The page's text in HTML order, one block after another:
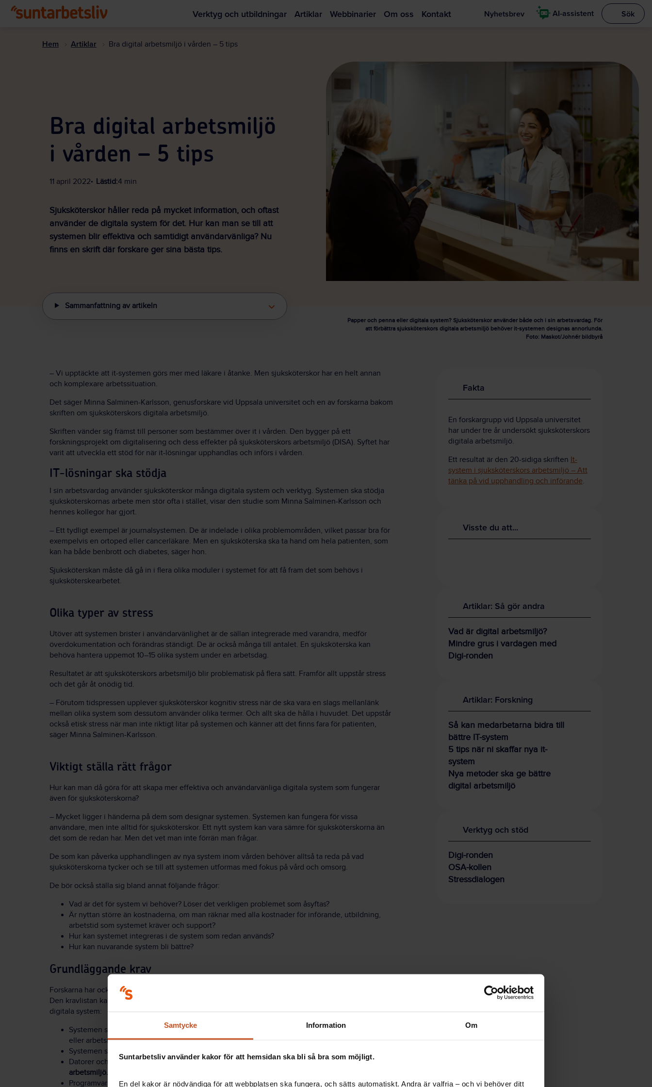
Samtycke Information Om
Suntarbetsliv använder kakor för att hemsidan ska bli så bra som möjligt.
En del kakor är nödvändiga för att webbplatsen ska fungera, och sätts automatiskt. Andra är valfria – och vi behöver ditt
Verktyg och utbildningar Artiklar Webbinarier Om oss Kontakt Nyhetsbrev AI-assistent Visa
Sök
Hem Artiklar Bra digital arbetsmiljö i vården – 5 tips
Bra digital arbetsmiljö
i vården – 5 tips
11 april 2022 Lästid:4 min
Sjuksköterskor håller reda på mycket information, och oftast
använder de digitala system för det. Hur kan man se till att
systemen blir effektiva och samtidigt användarvänliga? Nu
finns en skrift där forskare ger sina bästa tips.
Papper och penna eller digitala system? Sjuksköterskor använder både och i sin arbetsvardag. För
att förbättra sjuksköterskors digitala arbetsmiljö behöver it-systemen designas annorlunda.
Foto: Maskot/Johnér bildbyrå
Sammanfattning av artikeln
– Vi upptäckte att it-systemen görs mer med läkare i åtanke. Men sjuksköterskor har en helt annan
och komplexare arbetssituation.
Det säger Minna Salminen-Karlsson, genusforskare vid Uppsala universitet och en av forskarna bakom
skriften om sjuksköterskors digitala arbetsmiljö.
Skriften vänder sig främst till personer som bestämmer över it i vården. Den bygger på ett
forskningsprojekt om digitalisering och dess effekter på sjuksköterskors arbetsmiljö (DISA). Syftet har
varit att utveckla ett stöd för när it-lösningar upphandlas och införs i vården.
IT-lösningar ska stödja
I sin arbetsvardag använder sjuksköterskor många digitala system och verktyg. Systemen ska stödja
sjuksköterskornas arbete men stör ofta i stället, visar den studie som Minna Salminen-Karlsson och
hennes kollegor har gjort.
– Ett tydligt exempel är journalsystemen. De är indelade i olika problemområden, vilket passar bra för
exempelvis en ortoped eller cancerläkare. Men en sjuksköterska ska ta hand om hela patienten, som
kan ha både benbrott och diabetes, säger hon.
Sjuksköterskan måste då gå in i flera olika moduler i systemet för att få fram det som behövs i
sjuksköterskearbetet.
Olika typer av stress
Utöver att systemen brister i användarvänlighet är de sällan integrerade med varandra, medför
överdokumentation och förändras ständigt. De är också många till antalet. En sjuksköterska kan
behöva hantera uppemot 10–15 olika system under en arbetsdag.
Resultatet är att sjuksköterskors arbetsmiljö blir problematisk på flera sätt. Framför allt uppstår stress
och det går åt onödig tid.
– Förutom tidspressen upplever sjuksköterskor kognitiv stress när de ska vara en slags mellanlänk
mellan olika system som dessutom använder olika termer. Och allt ska de hålla i huvudet. Det uppstår
också etisk stress när man inte riktigt litar på systemen och känner att det finns fara för patienten,
säger Minna Salminen-Karlsson.
Viktigt ställa rätt frågor
Hur kan man då göra för att skapa mer effektiva och användarvänliga digitala system som fungerar
även för sjuksköterskorna?
– Mycket ligger i händerna på dem som designar systemen. Systemen kan fungera för vissa
användare, men inte alltid för sjuksköterskor. Ett nytt system kan vara sämre för sjuksköterskorna än
det som de redan har. Men det vet man inte förrän man frågar.
De som kan påverka upphandlingen av nya system inom vården behöver alltså ta reda på vad
sjuksköterskorna tycker och se till att systemen utformas med fokus på vård och omsorg.
De bör också ställa sig bland annat följande frågor:
Vad är det för system vi behöver? Löser det verkligen problemet som åsyftas?
Är nyttan större än kostnaderna, om man räknar med alla kostnader för införande, utbildning,
arbetstid som systemet kräver och support?
Hur kan systemet integreras i de system som redan används?
Hur kan nuvarande system bli bättre?
Grundläggande krav
Forskarna har också formulerat en egen kravlista för it-system som ska stödja sjuksköterskearbetet.
Den kravlistan kan användas som stöd även för andra organisationer som planerar att införa nya
digitala system:
Systemen ska
öka effektiviteteni arbetet utan att kosta för mycket i form av pengar, vårdkvalitet
eller arbetsmiljöproblem.
Systemen ska
Datorer och andra digitala verktyg ska utformas och placeras medhänsyn till god fysisk
arbetsmiljö.
Programvaran i datorerna skaminimera den kognitiva belastningen .
Fakta
En forskargrupp vid Uppsala universitet
har under tre år undersökt sjuksköterskors
digitala arbetsmiljö.
Ett resultat är den 20-sidiga skriften It-
system i sjuksköterskors arbetsmiljö – Att
tänka på vid upphandling och införande.
Visste du att...
Artiklar: Så gör andra
Vad är digital arbetsmiljö?
Mindre grus i vardagen med
Digi-ronden
Artiklar: Forskning
Så kan medarbetarna bidra till
bättre IT-system
5 tips när ni skaffar nya it-
system
Nya metoder ska ge bättre
digital arbetsmiljö
Verktyg och stöd
Digi-ronden
OSA-kollen
Stressdialogen